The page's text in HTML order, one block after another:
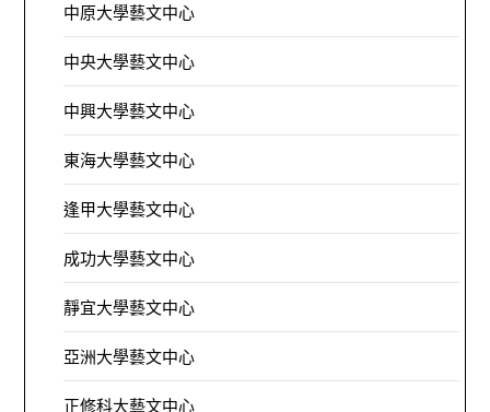
中原大學藝文中心
中央大學藝文中心
中興大學藝文中心
東海大學藝文中心
逢甲大學藝文中心
成功大學藝文中心
靜宜大學藝文中心
亞洲大學藝文中心
正修科大藝文中心